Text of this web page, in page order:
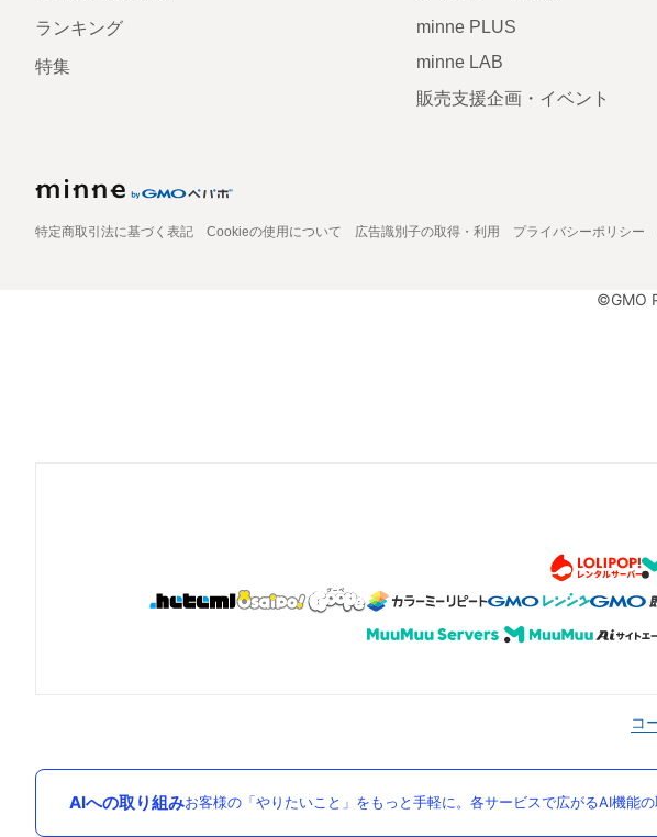
ランキング
特集
minne PLUS
minne LAB
販売支援企画・イベント
特定商取引法に基づく表記 Cookieの使用について 広告識別子の取得・利用 プライバシーポリシー
©GMO
コ
AIへの取り組みお客様の「やりたいこと」をもっと手軽に。各サービスで広がるAI機能